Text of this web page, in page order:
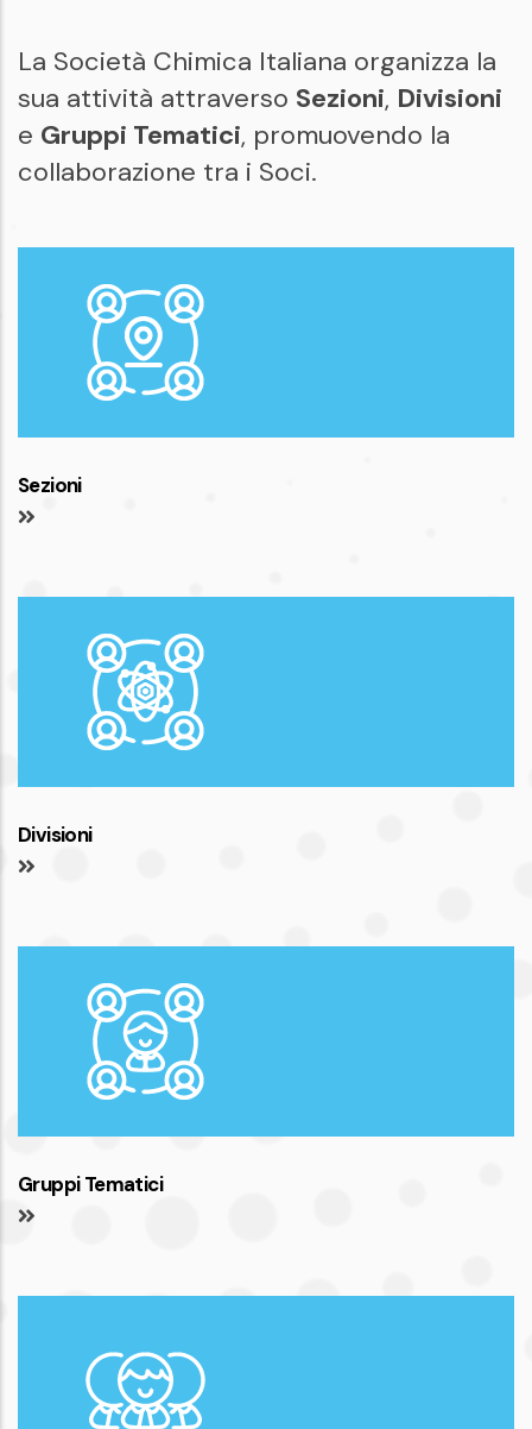
La Società Chimica Italiana organizza la
sua attività attraverso Sezioni, Divisioni
e Gruppi Tematici, promuovendo la
collaborazione tra i Soci.
Sezioni
Divisioni
Gruppi Tematici